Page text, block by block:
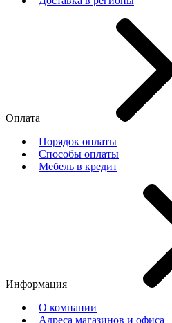
Оплата
Порядок оплаты
Способы оплаты
Мебель в кредит
Информация
О компании
Адреса магазинов и офиса